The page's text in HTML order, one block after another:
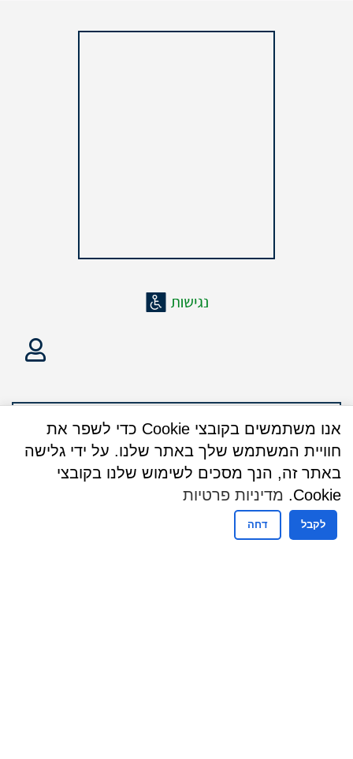
אנו משתמשים בקובצי Cookie כדי לשפר את
חוויית המשתמש שלך באתר שלנו. על ידי גלישה
באתר זה, הנך מסכים לשימוש שלנו בקובצי
Cookie.
מדיניות פרטיות
לקבל דחה